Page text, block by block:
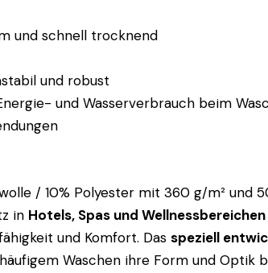
und schnell trocknend
und robust
und Wasserverbrauch beim
/ 10% Polyester mit 360 g/m² und
in Hotels, Spas und Wellnessbereichen
und Komfort. Das speziell
Waschen ihre Form und Optik